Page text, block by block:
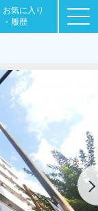
お気に入り
・履歴